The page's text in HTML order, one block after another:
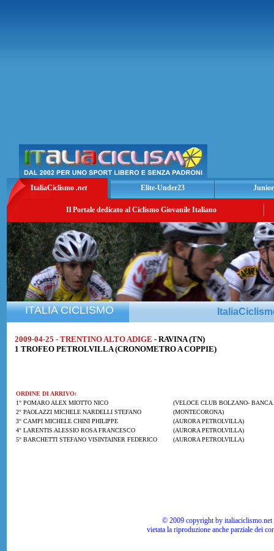
ItaliaCiclismo .net Elite-Under23
Il Portale dedicato al Ciclismo Giovanile Italiano
ITALIA CICLISMO
2009-04-25 - TRENTINO ALTO ADIGE - RAVINA (TN)
1 TROFEO PETROLVILLA (CRONOMETRO A COPPIE)
ORDINE DI ARRIVO:
1° POMARO ALEX MIOTTO NICO
(VELOCE CLUB BOLZANO- BANCA
2° PAOLAZZI MICHELE NARDELLI STEFANO
(MONTECORONA)
3° CAMPI MICHELE CHINI PHILIPPE
(AURORA PETROLVILLA)
4° LARENTIS ALESSIO ROSA FRANCESCO
(AURORA PETROLVILLA)
5° BARCHETTI STEFANO VISINTAINER FEDERICO
(AURORA PETROLVILLA)
© 2009 copyright by
vietata la riproduzione anche parziale dei